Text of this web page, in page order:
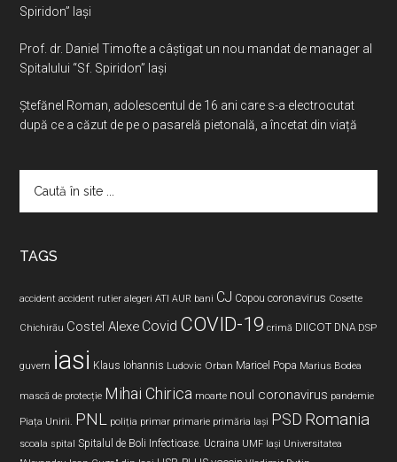
Spiridon” Iaşi
Prof. dr. Daniel Timofte a câștigat un nou mandat de manager al
Spitalului “Sf. Spiridon” Iași
Ştefănel Roman, adolescentul de 16 ani care s-a electrocutat
după ce a căzut de pe o pasarelă pietonală, a încetat din viață
TAGS
accident accident rutier alegeri ATI AUR bani CJ Copou coronavirus Cosette
Chichirău Costel Alexe Covid COVID-19 crimă DIICOT DNA DSP
guvern iasi Klaus Iohannis Ludovic Orban Maricel Popa Marius Bodea
mască de protecție Mihai Chirica moarte noul coronavirus pandemie
Piața Unirii. PNL poliția primar primarie primăria Iași PSD Romania
scoala spital Spitalul de Boli Infectioase. Ucraina UMF Iași Universitatea